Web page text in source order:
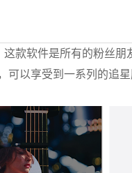
款软件是所有的粉丝
以享受到一系列的追